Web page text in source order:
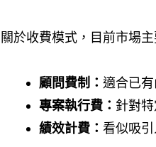
關於收費模式，目前市場主
顧問費制：適合已
專案執行費： 針對
績效計費：看似吸